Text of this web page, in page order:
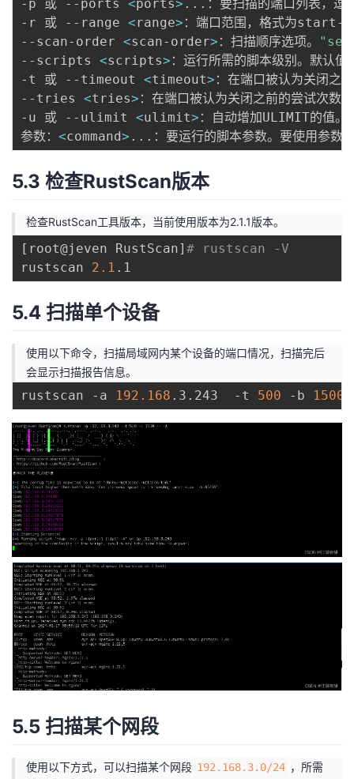
-p 或 --ports <ports> .. .：要扫描的端口列表，
-r 或 --range <range> ：端口范围，格式为start-
--scan-order <scan-order> ：扫描顺序选项。
--scripts <scripts> ：运行所需的脚本级别。默
-t 或 --timeout <timeout> ：在端口被认为关闭之
--tries <tries> ：在端口被认为关闭之前的尝试次
-u 或 --ulimit <ulimit> ：自动增加ULIMIT的值。
参数： <command> .. .：要运行的脚本参数。要使用参
5.3 检查RustScan版本
检查RustScan工具版本，当前使用版本为2.1.1版本。
[ root@jeven RustScan] # rustscan -V
rustscan 2.1
5.4 扫描单个设备
使用以下命令，扫描局域网内某个设备的端口情况，扫描完后
会显示扫描报告信息。
rustscan -a 192.168 .3.243  -t 500 -b 1500
5.5 扫描某个网段
使用以下方式，可以扫描某个网段 192.168.3.0/24 ，所需